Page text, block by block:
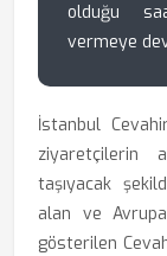
olduğu
vermeye
İstanbul
ziyaretçilerin
taşıyacak
alan ve
gösterilen